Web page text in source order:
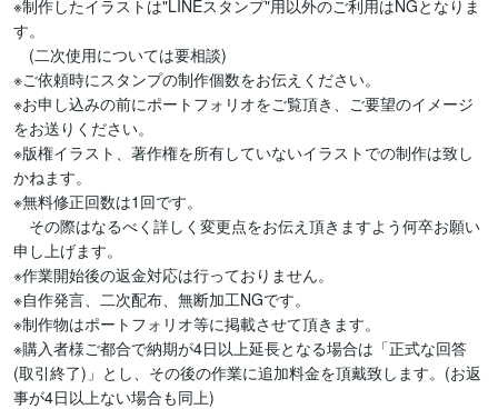
※制作したイラストは"LINEスタンプ"用以外のご利用はNGとなりま
す。
(二次使用については要相談)
※ご依頼時にスタンプの制作個数をお伝えください。
※お申し込みの前にポートフォリオをご覧頂き、ご要望のイメージ
をお送りください。
※版権イラスト、著作権を所有していないイラストでの制作は致し
かねます。
※無料修正回数は1回です。
その際はなるべく詳しく変更点をお伝え頂きますよう何卒お願い
申し上げます。
※作業開始後の返金対応は行っておりません。
※自作発言、二次配布、無断加工NGです。
※制作物はポートフォリオ等に掲載させて頂きます。
※購入者様ご都合で納期が4日以上延長となる場合は「正式な回答
(取引終了)」とし、その後の作業に追加料金を頂戴致します。(お返
事が4日以上ない場合も同上)